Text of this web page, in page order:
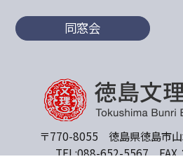
同窓会
〒770-8055 徳島県徳島市
TEL:088-652-5567 FAX